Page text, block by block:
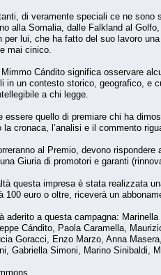
di veramente speciali ce ne
alla Somalia, dalle Falkland al
per lui, che ha fatto del suo lavoro
mai cinico.
Cándito significa osservare
in un contesto storico, geografico, e
a chi legge.
essere quello di premiare chi ha
cronaca, l’analisi e il commento
al Premio, devono
Giuria di promotori e garanti
questa impresa è stata realizzata
100 euro o oltre, riceverà un
aderito a questa campagna:
Cándito, Paola Caramella,
Goracci, Enzo Marzo, Anna
Gabriella Simoni, Marino Sinibaldi,